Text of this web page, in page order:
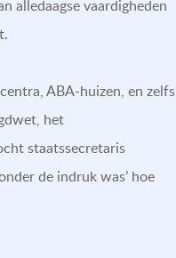
alledaagse vaardigheden
ABA-huizen, en zelfs
het
staatssecretaris
de indruk was’ hoe